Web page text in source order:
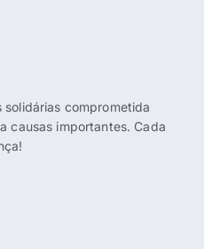
comprometida
causas importantes. Cada